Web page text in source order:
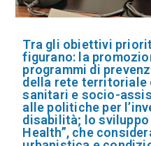
Tra gli obiettivi
figurano: la
programmi di
della rete territoriale
sanitari e socio-
alle politiche per
disabilità; lo sviluppo
Health”, che